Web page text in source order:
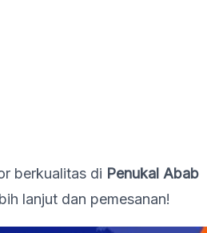
berkualitas di Penukal Abab
lanjut dan pemesanan!